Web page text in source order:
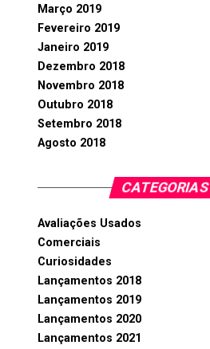
Março 2019
Fevereiro 2019
Janeiro 2019
Dezembro 2018
Novembro 2018
Outubro 2018
Setembro 2018
Agosto 2018
CATEGORIAS
Avaliações Usados
Comerciais
Curiosidades
Lançamentos 2018
Lançamentos 2019
Lançamentos 2020
Lançamentos 2021